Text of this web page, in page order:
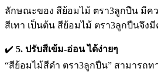
ลักษณะของ สีย้อมไม้ ตรา3ลูกปืน มีค
สีเทา เป็นต้น สีย้อมไม้ ตรา3ลูกปืนจึง
✔️ 5. ปรับสีเข้ม-อ่อน ได้ง่ายๆ
“สีย้อมไม้สีดำ ตรา3ลูกปืน” สามารถ